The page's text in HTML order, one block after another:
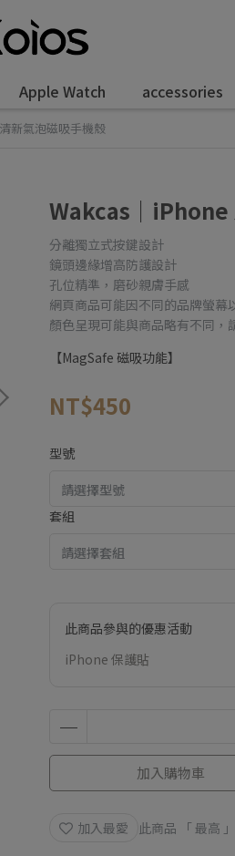
Apple Watch accessories
新氣泡磁吸手機殼
Wakcas｜iPhone
分離獨立式按鍵設計
鏡頭邊緣增高防護設計
孔位精準，磨砂親膚手感
網頁商品可能因不同的品牌螢幕
顏色呈現可能與商品略有不同，
【MagSafe 磁吸功能】
NT$450
型號
套組
此商品參與的優惠活動
iPhone 保護貼
加入購物車
加入最愛 此商品 「 最高